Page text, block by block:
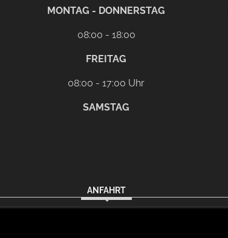
MONTAG - DONNERSTAG
08:00 - 18:00
FREITAG
08:00 - 17:00 Uhr
SAMSTAG
ANFAHRT